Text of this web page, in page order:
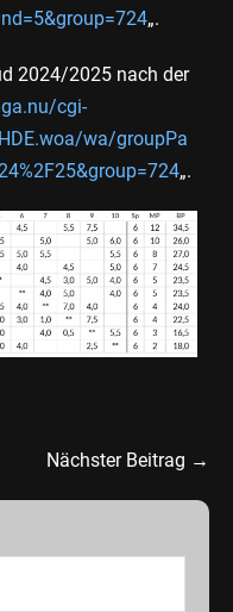
„.
2024/2025 nach der
cgi-
wa/groupPa
„.
Nächster Beitrag →